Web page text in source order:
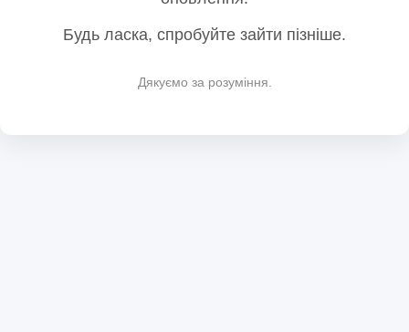
Будь ласка, спробуйте зайти пізніше.
Дякуємо за розуміння.